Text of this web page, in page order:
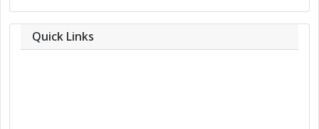
Quick Links